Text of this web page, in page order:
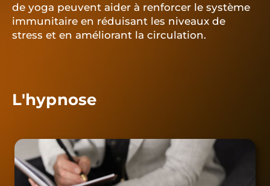
de yoga peuvent aider à renforcer le système
immunitaire en réduisant les niveaux de
stress et en améliorant la circulation.
L'hypnose